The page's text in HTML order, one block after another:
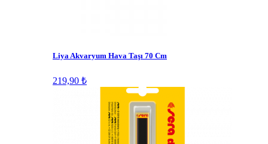
Liya Akvaryum Hava Taşı 70 Cm
219,90 ₺